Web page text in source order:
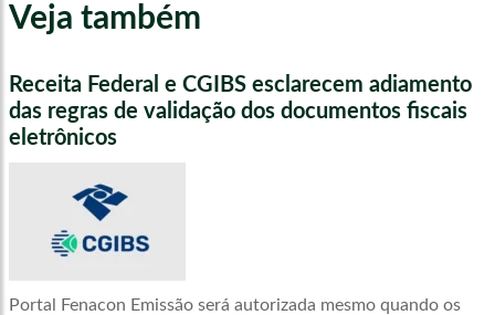
Veja também
Receita Federal e CGIBS esclarecem adiamento
das regras de validação dos documentos fiscais
eletrônicos
Portal Fenacon Emissão será autorizada mesmo quando os